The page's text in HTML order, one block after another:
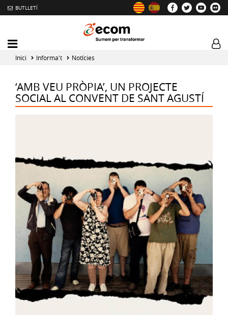
BUTLLETÍ
Mobile
menu
toggler
Inici Informa't Notícies
‘AMB VEU PRÒPIA’, UN PROJECTE
SOCIAL AL CONVENT DE SANT AGUSTÍ